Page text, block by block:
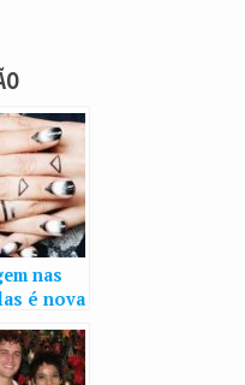
nas
é nova
Você